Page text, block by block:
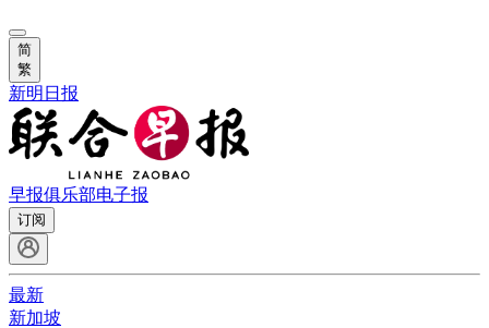
简
繁
新明日报
早报俱乐部电子报
订阅
最新
新加坡